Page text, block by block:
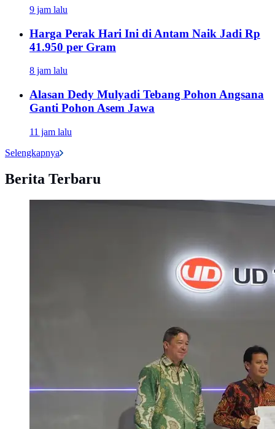
9 jam lalu
Harga Perak Hari Ini di Antam Naik Jadi Rp
41.950 per Gram
8 jam lalu
Alasan Dedy Mulyadi Tebang Pohon Angsana
Ganti Pohon Asem Jawa
11 jam lalu
Selengkapnya
Berita Terbaru